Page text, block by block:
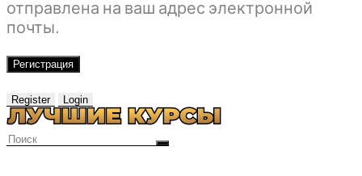
отправлена ​​на ваш адрес электронной
почты.
Регистрация
Register Login